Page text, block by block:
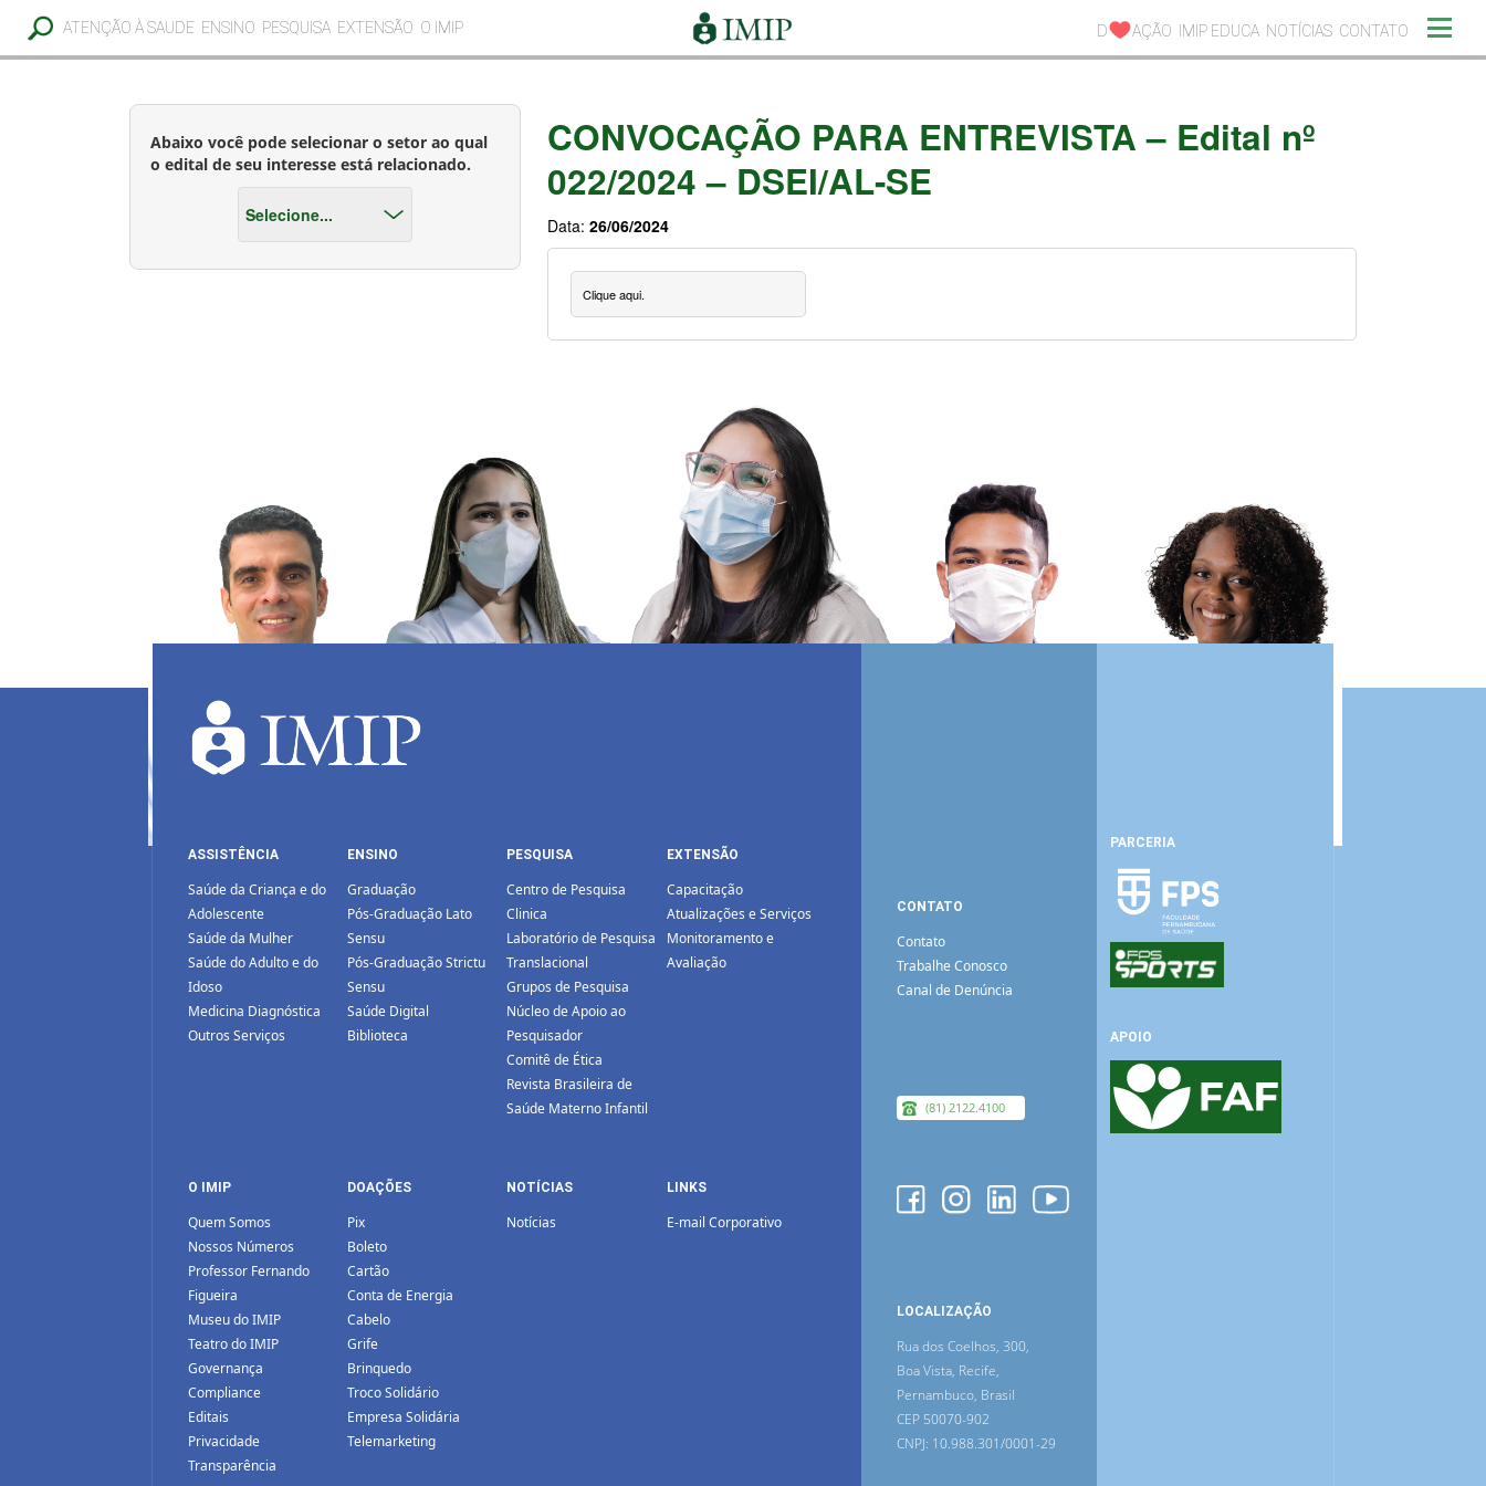
ATENÇÃO À SAUDE ENSINO PESQUISA EXTENSÃO O IMIP D AÇÃO IMIP EDUCA NOTÍCIAS CONTATO
Abaixo você pode selecionar o setor ao qual
o edital de seu interesse está relacionado.
CONVOCAÇÃO PARA ENTREVISTA – Edital nº
022/2024 – DSEI/AL-SE
Data: 26/06/2024
Clique aqui.
ASSISTÊNCIA
Saúde da Criança e do
Adolescente
Saúde da Mulher
Saúde do Adulto e do
Idoso
Medicina Diagnóstica
Outros Serviços
ENSINO
Graduação
Pós-Graduação Lato
Sensu
Pós-Graduação Strictu
Sensu
Saúde Digital
Biblioteca
PESQUISA
Centro de Pesquisa
Clinica
Laboratório de Pesquisa
Translacional
Grupos de Pesquisa
Núcleo de Apoio ao
Pesquisador
Comitê de Ética
Revista Brasileira de
Saúde Materno Infantil
EXTENSÃO
Capacitação
Atualizações e Serviços
Monitoramento e
Avaliação
O IMIP
Quem Somos
Nossos Números
Professor Fernando
Figueira
Museu do IMIP
Teatro do IMIP
Governança
Compliance
Editais
Privacidade
Transparência
DOAÇÕES
Pix
Boleto
Cartão
Conta de Energia
Cabelo
Grife
Brinquedo
Troco Solidário
Empresa Solidária
Telemarketing
NOTÍCIAS
Notícias
LINKS
E-mail Corporativo
CONTATO
Contato
Trabalhe Conosco
Canal de Denúncia
(81) 2122.4100
LOCALIZAÇÃO
Rua dos Coelhos, 300,
Boa Vista, Recife,
Pernambuco, Brasil
CEP 50070-902
CNPJ: 10.988.301/0001-29
PARCERIA
APOIO